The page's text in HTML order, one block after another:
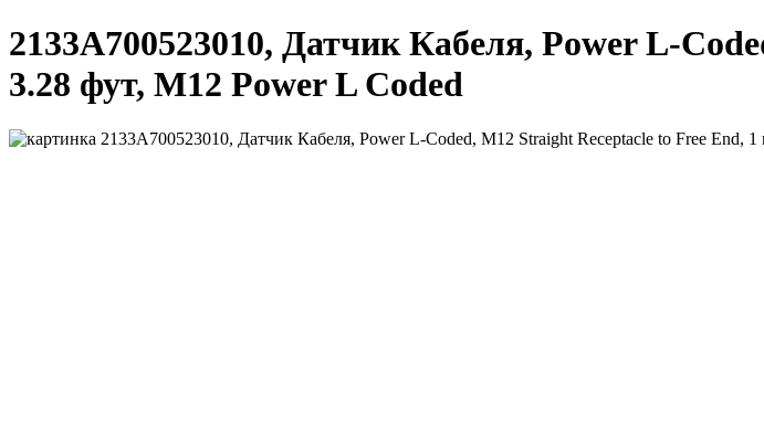
2133A700523010, Датчик Кабеля, Power L-
3.28 фут, M12 Power L Coded